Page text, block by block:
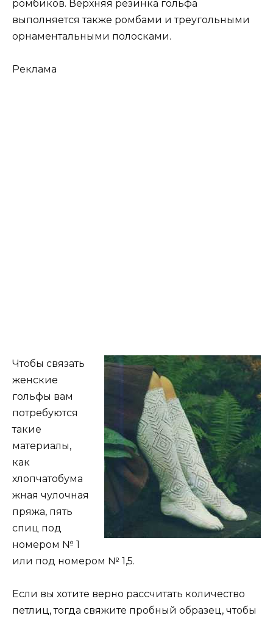
ромбиков. Верхняя резинка гольфа
выполняется также ромбами и треугольными
орнаментальными полосками.
Реклама
Чтобы связать
женские
гольфы вам
потребуются
такие
материалы,
как
хлопчатобума
жная чулочная
пряжа, пять
спиц под
номером № 1
или под номером № 1,5.
Если вы хотите верно рассчитать количество
петлиц, тогда свяжите пробный образец, чтобы